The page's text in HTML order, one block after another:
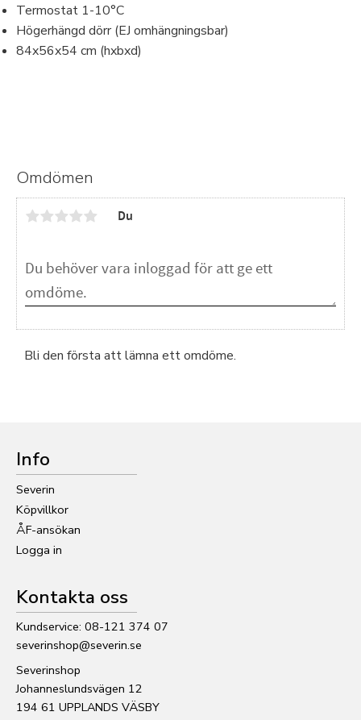
Termostat 1-10°C
Högerhängd dörr (EJ omhängningsbar)
84x56x54 cm (hxbxd)
Omdömen
Du
Bli den första att lämna ett omdöme.
Info
Severin
Köpvillkor
ÅF-ansökan
Logga in
Kontakta oss
Kundservice: 08-121 374 07
severinshop@severin.se
Severinshop
Johanneslundsvägen 12
194 61 UPPLANDS VÄSBY